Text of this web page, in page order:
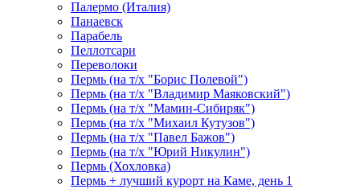
Палермо (Италия)
Панаевск
Парабель
Пеллотсари
Переволоки
Пермь (на т/х "Борис Полевой")
Пермь (на т/х "Владимир Маяковский")
Пермь (на т/х "Мамин-Сибиряк")
Пермь (на т/х "Михаил Кутузов")
Пермь (на т/х "Павел Бажов")
Пермь (на т/х "Юрий Никулин")
Пермь (Хохловка)
Пермь + лучший курорт на Каме, день 1